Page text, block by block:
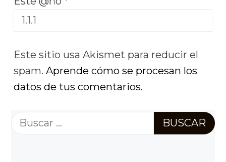
Este sitio usa Akismet para reducir el
spam. Aprende cómo se procesan los
datos de tus comentarios.
Buscar: